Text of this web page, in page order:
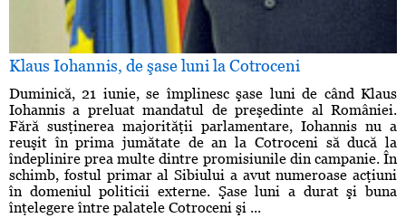
Klaus Iohannis, de şase luni la Cotroceni
Duminică, 21 iunie, se împlinesc şase luni de când Klaus
Iohannis a preluat mandatul de preşedinte al României.
Fără susţinerea majorităţii parlamentare, Iohannis nu a
reuşit în prima jumătate de an la Cotroceni să ducă la
îndeplinire prea multe dintre promisiunile din campanie. În
schimb, fostul primar al Sibiului a avut numeroase acţiuni
în domeniul politicii externe. Şase luni a durat şi buna
înţelegere între palatele Cotroceni şi ...